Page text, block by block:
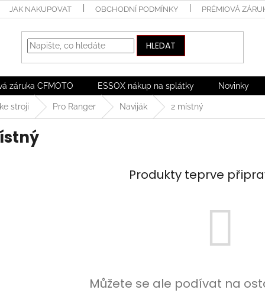
JAK NAKUPOVAT OBCHODNÍ PODMÍNKY PRÉMIOVÁ
HLEDAT
záruka CFMOTO ESSOX nákup na splátky Novinky
stroji Pro Ranger Naviják 2 místný
Produkty teprve
Můžete se ale podívat na